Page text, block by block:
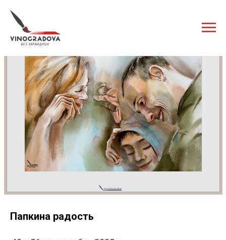
Папкина радость